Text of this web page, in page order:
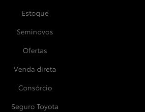
Estoque
Seminovos
Ofertas
Venda direta
Consórcio
Seguro Toyota